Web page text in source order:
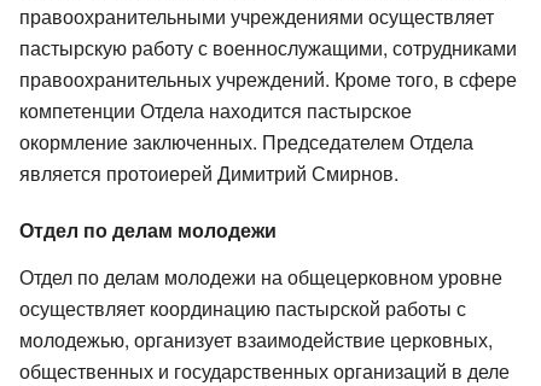
правоохранительными учреждениями осуществляет
пастырскую работу с военнослужащими, сотрудниками
правоохранительных учреждений. Кроме того, в сфере
компетенции Отдела находится пастырское
окормление заключенных. Председателем Отдела
является протоиерей Димитрий Смирнов.
Отдел по делам молодежи
Отдел по делам молодежи на общецерковном уровне
осуществляет координацию пастырской работы с
молодежью, организует взаимодействие церковных,
общественных и государственных организаций в деле